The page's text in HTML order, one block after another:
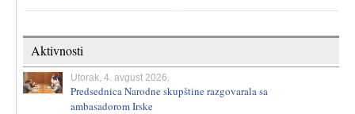
Aktivnosti
Utorak, 4. avgust 2026.
Predsednica Narodne skupštine razgovarala sa
ambasadorom Irske